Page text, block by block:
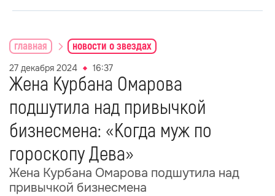
главная новости о звездах
27 декабря 2024 16:37
Жена Курбана Омарова
подшутила над привычкой
бизнесмена: «Когда муж по
гороскопу Дева»
Жена Курбана Омарова подшутила над
привычкой бизнесмена